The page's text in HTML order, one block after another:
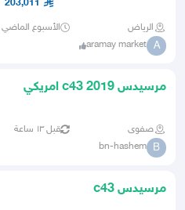
203,011
الرياض الأسبوع الماضي
A
aramay market
مرسيدس c43 2019 امريكي
صفوى قبل ١٣ ساعة
B
bn-hashem
مرسيدس c43